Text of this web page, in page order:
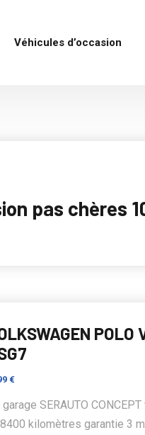
Véhicules d’occasion
pas chères
POLO
€
garage SERAUTO
kilomètres garantie 3